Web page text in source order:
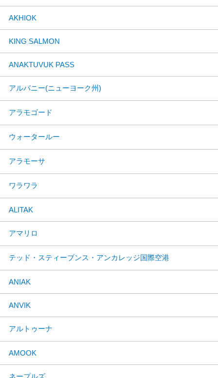
AKHIOK
KING SALMON
ANAKTUVUK PASS
アルバニー(ニューヨーク州)
アラモゴード
ウォータールー
アラモーサ
ワラワラ
ALITAK
アマリロ
テッド・スティーブンス・アンカレッジ国際空港
ANIAK
ANVIK
アルトゥーナ
AMOOK
ネープルズ